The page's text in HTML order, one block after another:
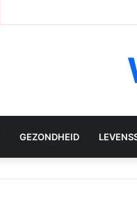
GEZONDHEID